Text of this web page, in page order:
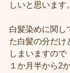
しいと思います。
白髪染めに関し
た白髪の分だけ
しまいますので
１か月半から2